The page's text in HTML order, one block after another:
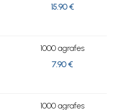
15.90 €
1000 agrafes
7.90 €
1000 agrafes